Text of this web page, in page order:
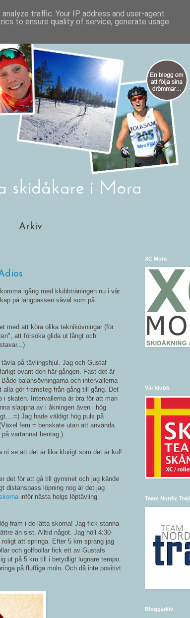
Arkiv
igång med klubbträningen nu i vår
på långpassen såväl som på
med att köra olika teknikövningar (för
att försöka glida ut långt och
på tävlingshjul. Jag och Gustaf
ovant den här gången. Fast det är
balansövningarna och intervallerna
gör framsteg från gång till gång. Det
i skaten. Intervallerna är bra för att man
slappna av i åkningen även i hög
Jag hade väldigt hög puls på
fem = benskate utan att använda
vartannat bentag.)
se att det är lika klurigt som det är kul!
det för att gå till gymmet och jag kände
distanspass löpning nog är det jag
inför nästa helgs löptävling
fram i de lätta skorna! Jag fick stanna
än sist. Alltid något. Jag höll 4:30-
att springa. Efter 5 km sprang jag
och golfbollar fick ett av Gustafs
ut på 5 km till i betydligt lugnare tempo.
på fluffiga moln. Och då inte positivt
XC Mora
Vår klubb
Team Nordic Trail
Bloggarkiv
traffic. Your IP address and user-agent
to ensure quality of service, generate usage